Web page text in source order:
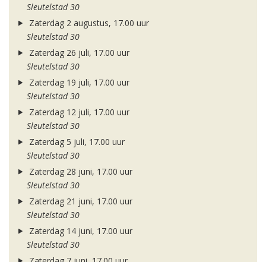
Sleutelstad 30
Zaterdag 2 augustus, 17.00 uur
Sleutelstad 30
Zaterdag 26 juli, 17.00 uur
Sleutelstad 30
Zaterdag 19 juli, 17.00 uur
Sleutelstad 30
Zaterdag 12 juli, 17.00 uur
Sleutelstad 30
Zaterdag 5 juli, 17.00 uur
Sleutelstad 30
Zaterdag 28 juni, 17.00 uur
Sleutelstad 30
Zaterdag 21 juni, 17.00 uur
Sleutelstad 30
Zaterdag 14 juni, 17.00 uur
Sleutelstad 30